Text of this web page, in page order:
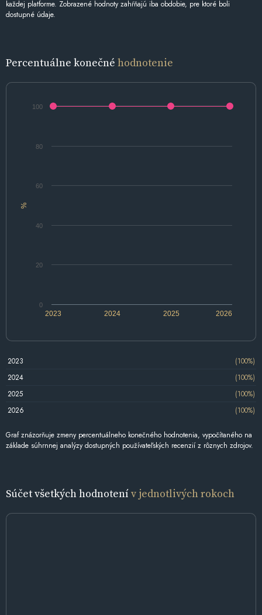
každej platforme. Zobrazené hodnoty zahŕňajú iba obdobie, pre ktoré boli
dostupné údaje.
Percentuálne konečné hodnotenie
%
2024 2026
2023 2025
0
20
40
60
80
100
2023
(100%)
2024
(100%)
2025
(100%)
2026
(100%)
Graf znázorňuje zmeny percentuálneho konečného hodnotenia, vypočítaného na
základe súhrnnej analýzy dostupných používateľských recenzií z rôznych zdrojov.
Súčet všetkých hodnotenív jednotlivých rokoch